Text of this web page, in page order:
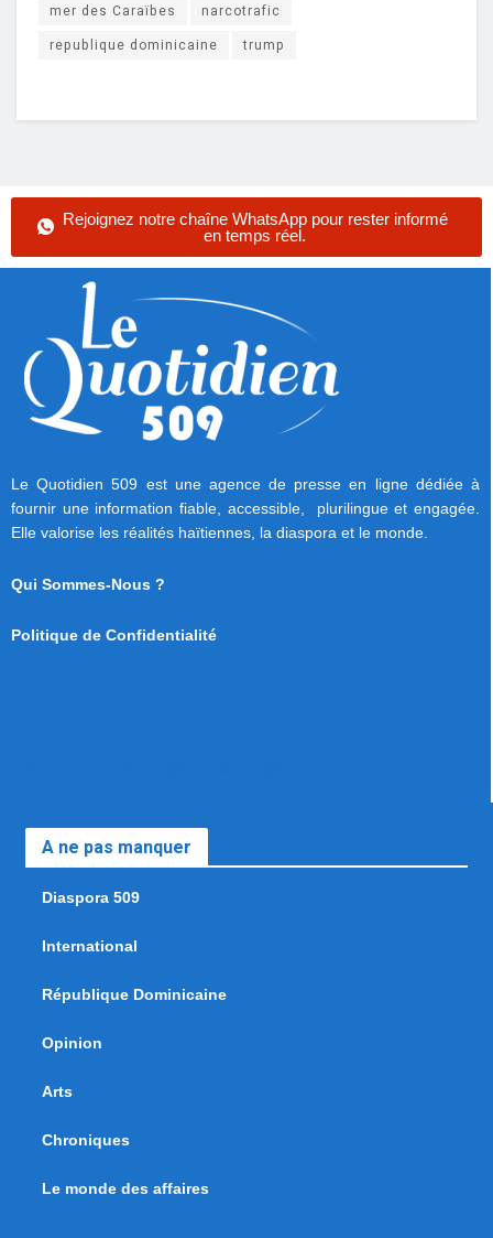
mer des Caraïbes
narcotrafic
republique dominicaine
trump
Rejoignez notre chaîne WhatsApp pour rester informé
en temps réel.
Le Quotidien 509 est une agence de presse en ligne dédiée à
fournir une information fiable, accessible, plurilingue et engagée.
Elle valorise les réalités haïtiennes, la diaspora et le monde.
Qui Sommes-Nous ?
Politique de Confidentialité
A ne pas manquer
Diaspora 509
International
République Dominicaine
Opinion
Arts
Chroniques
Le monde des affaires